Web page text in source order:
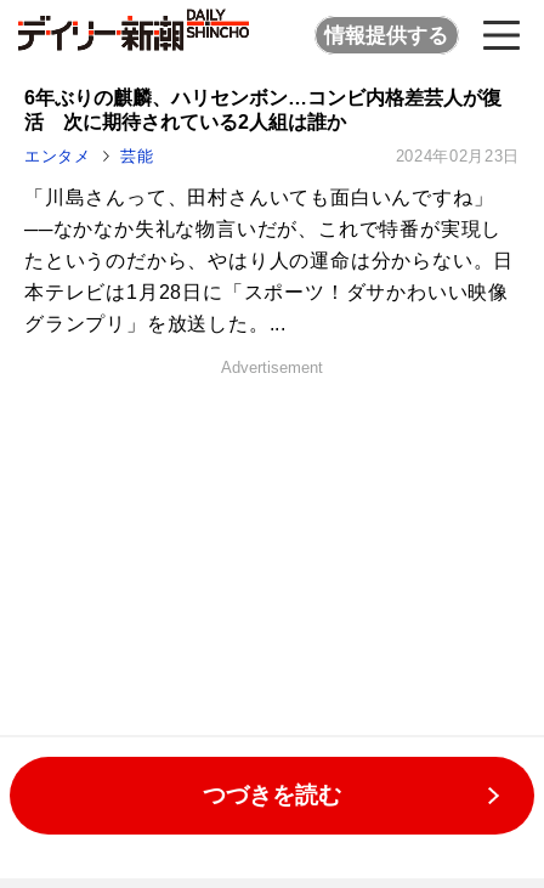
情報提供する
6年ぶりの麒麟、ハリセンボン…コンビ内格差芸人が復
活 次に期待されている2人組は誰か
エンタメ 芸能 2024年02月23日
「川島さんって、田村さんいても面白いんですね」
──なかなか失礼な物言いだが、これで特番が実現し
たというのだから、やはり人の運命は分からない。日
本テレビは1月28日に「スポーツ！ダサかわいい映像
グランプリ」を放送した。...
Advertisement
つづきを読む